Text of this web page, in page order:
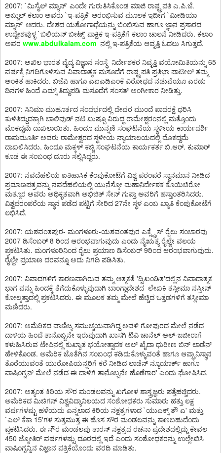
2007: `ಮಿಸೈಲ್ ಮ್ಯಾನ್' ಎಂದೇ ಗುರುತಿಸಿಕೊಂಡ ಮಾಜಿ ರಾಷ್ಟ್ರಪತಿ ಎ.ಪಿ.ಜೆ.
ಅಬ್ದುಲ್ ಕಲಾಂ ಅವರು `ಇ-ಪತ್ರಿಕೆ' ಆರಂಭಿಸುವ ಮೂಲಕ ಇದೀಗ `ಮೀಡಿಯಾ
ಮ್ಯಾನ್' ಆದರು. ದೇಶದ ಯಶೋಗಾಥೆಯನ್ನು ಬಿಂಬಿಸುವ ಹಾಗೂ ಜ್ಞಾನ ಪ್ರಸಾರದ
ಉದ್ದೇಶವುಳ್ಳ `ಬಿಲಿಯನ್ ಬೀಟ್ಸ್' ಪಾಕ್ಷಿಕ ಇ-ಪತ್ರಿಕೆಗೆ ಕಲಾಂ ಚಾಲನೆ ನೀಡಿದರು. ಕಲಾಂ
ಅವರ www.abdulkalam.com ನಲ್ಲಿ ಇ-ಪತ್ರಿಕೆಯ ಆವೃತ್ತಿ ಓದಲು ಸಿಗುತ್ತದೆ.
2007: ಅಖಿಲ ಭಾರತ ವೈದ್ಯ ವಿಜ್ಞಾನ ಸಂಸ್ಥೆ ನಿರ್ದೇಶಕರ ನಿವೃತ್ತಿ ವಯೋಮಿತಿಯನ್ನು 65
ವರ್ಷಕ್ಕೆ ನಿಗದಿಗೊಳಿಸುವ ವಿವಾದಾತ್ಮಕ ಮಸೂದೆಗೆ ರಾಷ್ಟ್ರಪತಿ ಪ್ರತಿಭಾ ಪಾಟೀಲ್ ತಮ್ಮ
ಅಂಕಿತ ಹಾಕಿದರು. ಬಿಜೆಪಿ ಹಾಗೂ ಎಐಎಡಿಎಂಕೆ ವಿರೋಧದ ನಡುವೆಯೂ ಎರಡು
ದಿನಗಳ ಹಿಂದೆ ಏಮ್ಸ್ ತಿದ್ದುಪಡಿ ಮಸೂದೆಗೆ ಸಂಸತ್ ಅಂಗೀಕಾರ ನೀಡಿತ್ತು.
2007: ಸಿನಿಮಾ ಮುಹೂರ್ತದ ಸಂದರ್ಭದಲ್ಲಿ ದೇವರ ಮುಂದೆ ಪಾದರಕ್ಷೆ ಧರಿಸಿ
ಕುಳಿತಿದ್ದುದಕ್ಕಾಗಿ ಬಾಲಿವುಡ್ ನಟಿ ಖುಷ್ಬೂ ವಿರುದ್ಧ ರಾಮೇಶ್ವರಂನಲ್ಲಿ ಮತ್ತೊಂದು
ಮೊಕದ್ದಮೆ ದಾಖಲಾಯಿತು. ಹಿಂದೂ ಮುನ್ನಣಿ ಸಂಘಟನೆಯ ಸ್ಥಳೀಯ ಕಾರ್ಯದರ್ಶಿ
ರಾಮಮೂರ್ತಿ ಅವರು ರಾಮೇಶ್ವರದ ಸ್ಥಳೀಯ ನ್ಯಾಯಾಲಯದಲ್ಲಿ ಮೊಕದ್ದಮೆ
ದಾಖಲಿಸಿದರು. ಹಿಂದೂ ಮಕ್ಕಳ್ ಕಚ್ಚಿ ಸಂಘಟನೆಯ ಕಾರ್ಯಕರ್ತ ಬಿ.ಆರ್. ಕುಮಾರ್
ಕೂಡ ಈ ಸಂಬಂಧ ದೂರು ಸಲ್ಲಿಸಿದ್ದರು.
2007: ನವದೆಹಲಿಯ ಐತಿಹಾಸಿಕ ಕೆಂಪುಕೋಟೆಗೆ ವಿಶ್ವ ಪರಂಪರೆ ಸ್ಥಾನಮಾನ ನೀಡಿದ
ಪ್ರಮಾಣಪತ್ರವನ್ನು ನವದೆಹಲಿಯಲ್ಲಿ ಯುನೆಸ್ಕೋ ಮಹಾನಿರ್ದೇಶಕ ಕೊಯಿಚಿರೋ
ಮತ್ಸೂರ ಅವರು ಅಧಿಕೃತವಾಗಿ ಅಭಿಜಿತ್ ಸೇನ್ ಗುಪ್ತಾ ಅವರಿಗೆ ಹಸ್ತಾಂತರಿಸಿದರು.
ವಿಶ್ವಪರಂಪರೆಯ ಸ್ಥಾನ ಪಡೆದ ಪಟ್ಟಿಗೆ ಸೇರಿದ 27ನೇ ಸ್ಥಳ ಎಂಬ ಖ್ಯಾತಿ ಕೆಂಪುಕೋಟೆಗೆ
ಲಭಿಸಿದೆ.
2007: ಯಶವಂತಪುರ- ಮಂಗಳೂರು-ಯಶವಂತಪುರ ಎಕ್ಸ್ಪ್ರೆಸ್ ರೈಲು ಸಂಚಾರವು
2007 ಡಿಸೆಂಬರ್ 8 ರಿಂದ ಆರಂಭವಾಗುವುದು ಎಂದು ನೈಋತ್ಯ ರೈಲ್ವೇ ವಲಯ
ಪ್ರಕಟಿಸಿತು. ಮಂಗಳೂರಿನಿಂದ ರೈಲು ಪ್ರಯಾಣ ಡಿಸೆಂಬರ್ 9ರಿಂದ ಆರಂಭವಾಗುವುದು.
ರೈಲ್ವೇ ಪ್ರಯಾಣ ದರವನ್ನೂ ಅದು ನಿಗದಿ ಪಡಿಸಿತು.
2007: ವಿವಾದಗಳಿಗೆ ಕಾರಣವಾಗಿರುವ ತಮ್ಮ ಆತ್ಮಕತೆ 'ದ್ವಿಖಂಡಿತ'ದಲ್ಲಿನ ವಿವಾದಾತ್ಮಕ
ಭಾಗ ವನ್ನು ಹಿಂದಕ್ಕೆ ತೆಗೆದುಕೊಳ್ಳುವುದಾಗಿ ಬಾಂಗ್ಲಾದೇಶದ ಲೇಖಕಿ ತಸ್ಲೀಮಾ ನಸ್ರೀನ್
ಕೋಲ್ಕತ್ತಾದಲ್ಲಿ ಪ್ರಕಟಿಸಿದರು. ಈ ಮೂಲಕ ತಮ್ಮ ಮೇಲೆ ಹೆಚ್ಚಿದ ಒತ್ತಡಗಳಿಗೆ ತಸ್ಲೀಮಾ
ಮಣಿದರು.
2007: ಅಮೆರಿಕದ ವಾಣಿಜ್ಯ ಸಮುಚ್ಚಯವಾಗಿದ್ದ ಅವಳಿ ಗೋಪುರದ ಮೇಲೆ ನಡೆದ
ದಾಳಿಯ ಹಿಂದೆ ತಾನೊಬ್ಬನೇ ಇರುವುದಾಗಿ ಖಾಸಗಿ ಟಿವಿ ಚಾನೆಲ್ ಅಲ್-ಜಜೀರಾಗೆ
ಕಳುಹಿಸಿರುವ ಟೇಪಿನಲ್ಲಿ ಕುಖ್ಯಾತ ಭಯೋತ್ಪಾದಕ ಅಲ್ ಖೈದಾ ಧುರೀಣ ಬಿನ್ ಲಾಡೆನ್
ಹೇಳಿಕೊಂಡ. ಅಮೆರಿಕ ಜೊತೆಗಿನ ಸಂಬಂಧ ಕಡಿದುಕೊಳ್ಳುವಂತೆ ಹಾಗೂ ಆಪ್ಘಾನಿಸ್ಥಾನ
ತೊರೆಯುವಂತೆ ಯುರೋಪಿಯನ್ನರಿಗೆ ಕರೆ ನೀಡಿದ ಲಾಡೆನ್ ನ್ಯೂಯಾರ್ಕ್ ಹಾಗೂ
ವಾಷಿಂಗ್ಟನ್ ಮೇಲೆ ನಡೆದ ಈ ದಾಳಿಗೆ ತಾನೊಬ್ಬನೇ ಹೊಣೆಗಾರ' ಎಂದು ಘೋಷಿಸಿದ.
2007: ಅತ್ಯಂತ ಕಿರಿಯ ಸೌರ ಮಂಡಲವನ್ನು ಖಗೋಳ ಶಾಸ್ತ್ರಜ್ಞರು ಪತ್ತೆಹಚ್ಚಿದರು.
ಅಮೆರಿಕದ ಮಿಚಿಗನ್ ವಿಶ್ವವಿದ್ಯಾನಿಲಯದ ಸಂಶೋಧಕರು ಸುಮಾರು ಹತ್ತು ಲಕ್ಷ
ವರ್ಷಗಳಷ್ಟು ಹಳೆಯದು ಎನ್ನಲಾದ ಕಿರಿಯ ನಕ್ಷತ್ರಗಳಾದ `ಯುಎಕ್ಸ್ ತೌ ಎ' ಮತ್ತು
`ಎಲ್ ಕೆಕಾ 15'ಗಳ ಸುತ್ತಮುತ್ತ ಈ ಹೊಸ ಸೌರ ಮಂಡಲವನ್ನು ಕಾಣಬಹುದೆಂದು
ಪ್ರಕಟಿಸಿದರು. ಈ ಸೌರ ಮಂಡಲವು ತಾರಸ್ ನಕ್ಷತ್ರದ ರಚನಾ ಪ್ರದೇಶದಲ್ಲಿದ್ದು ಕೇವಲ
450 ಜ್ಯೋತಿರ್ ವರ್ಷಗಳಷ್ಟು ದೂರದಲ್ಲಿ ಇದೆ ಎಂದು ಸಂಶೋಧಕರನ್ನು ಉಲ್ಲೇಖಿಸಿ
ವಾಷಿಂಗ್ಟನ್ನಿನ ವಿಜ್ಞಾನ ಪತ್ರಿಕೆಯೊಂದು ವರದಿ ಮಾಡಿತು.